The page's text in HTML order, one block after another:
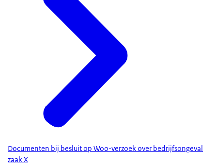
Documenten bij besluit op Woo-verzoek over bedrijfsongeval
zaak X